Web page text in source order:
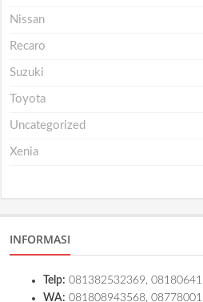
Nissan
Recaro
Suzuki
Toyota
Uncategorized
Xenia
INFORMASI
Telp: 081382532369,
WA: 081808943568,